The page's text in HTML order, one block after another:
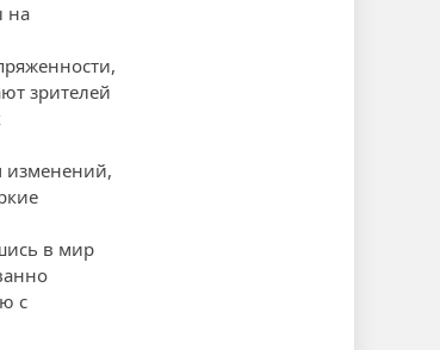
на
зрителей
изменений,
в мир
с